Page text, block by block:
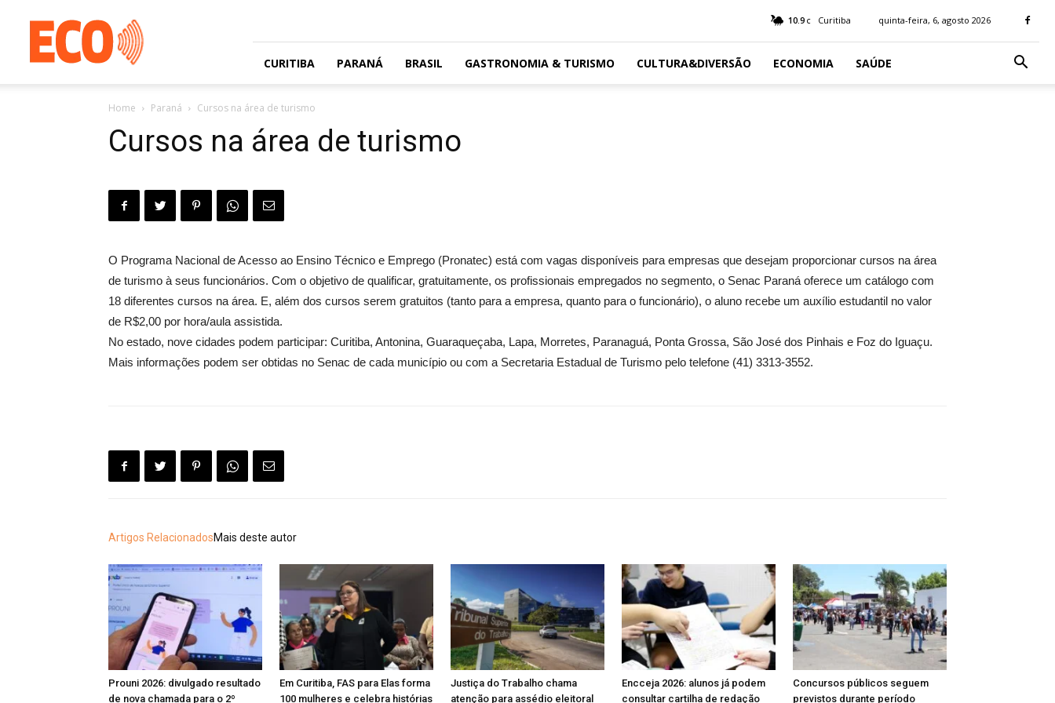
gratuito
com
circulação
10.9 C Curitiba quinta-feira, 6, agosto 2026
CURITIBA PARANÁ BRASIL GASTRONOMIA & TURISMO CULTURA&DIVERSÃO ECONOMIA SAÚDE
Home Paraná Cursos na área de turismo
Cursos na área de turismo
O Programa Nacional de Acesso ao Ensino Técnico e Emprego (Pronatec) está com vagas disponíveis para empresas que desejam proporcionar cursos na área
de turismo à seus funcionários. Com o objetivo de qualificar, gratuitamente, os profissionais empregados no segmento, o Senac Paraná oferece um catálogo com
18 diferentes cursos na área. E, além dos cursos serem gratuitos (tanto para a empresa, quanto para o funcionário), o aluno recebe um auxílio estudantil no valor
de R$2,00 por hora/aula assistida.
No estado, nove cidades podem participar: Curitiba, Antonina, Guaraqueçaba, Lapa, Morretes, Paranaguá, Ponta Grossa, São José dos Pinhais e Foz do Iguaçu.
Mais informações podem ser obtidas no Senac de cada município ou com a Secretaria Estadual de Turismo pelo telefone (41) 3313-3552.
Artigos RelacionadosMais deste autor
Prouni 2026: divulgado resultado
de nova chamada para o 2º
Em Curitiba, FAS para Elas forma
100 mulheres e celebra histórias
Justiça do Trabalho chama
atenção para assédio eleitoral
Encceja 2026: alunos já podem
consultar cartilha de redação
Concursos públicos seguem
previstos durante período